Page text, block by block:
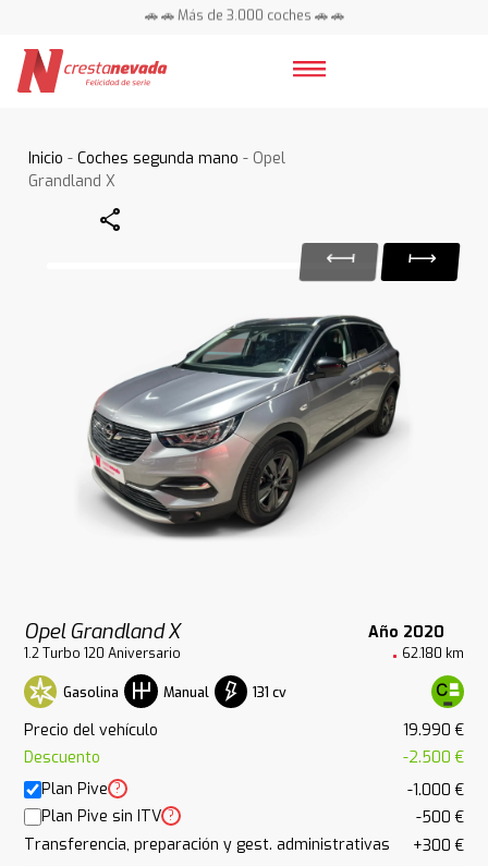
🚗 🚗 Más de 3.000 coches 🚗 🚗
Inicio -Coches segunda mano - Opel
Grandland X
Share
Opel Grandland X Año 2020
1.2 Turbo 120 Aniversario 62.180 km
Gasolina Manual 131 cv
Precio del vehículo
19.990 €
Descuento
-2.500 €
Plan Pive ?
-1.000 €
Plan Pive sin ITV ?
-500 €
Transferencia, preparación y gest. administrativas
+300 €